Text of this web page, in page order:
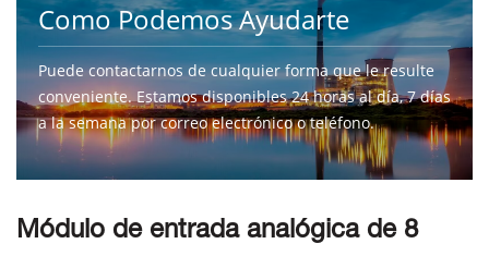
Como Podemos Ayudarte
Puede contactarnos de cualquier forma que le resulte
conveniente. Estamos disponibles 24 horas al día, 7 días
a la semana por correo electrónico o teléfono.
CONTÁCTENOS
Módulo de entrada analógica de 8